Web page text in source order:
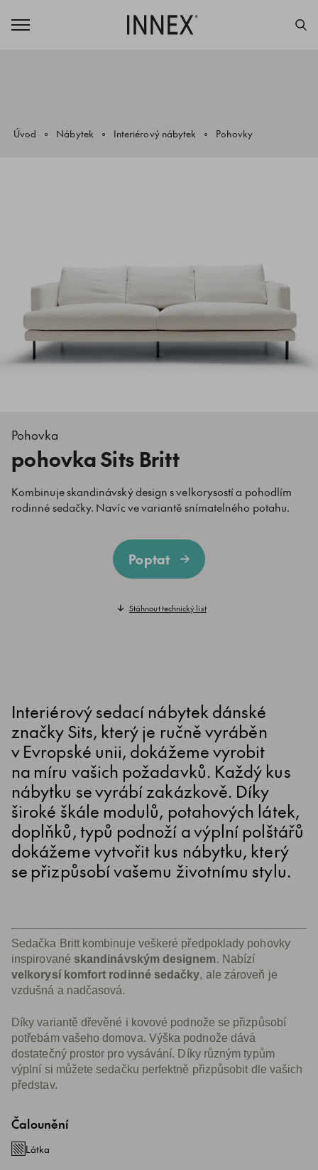
Úvod Nábytek Interiérový nábytek Pohovky
Pohovka
pohovka Sits Britt
Kombinuje skandinávský design s velkorysostí a pohodlím
rodinné sedačky. Navíc ve variantě snímatelného potahu.
Poptat
Stáhnout technický list
Interiérový sedací nábytek dánské
značky Sits, který je ručně vyráběn
v Evropské unii, dokážeme vyrobit
na míru vašich požadavků. Každý kus
nábytku se vyrábí zakázkově. Díky
široké škále modulů, potahových látek,
doplňků, typů podnoží a výplní polštářů
dokážeme vytvořit kus nábytku, který
se přizpůsobí vašemu životnímu stylu.
Sedačka Britt kombinuje veškeré předpoklady pohovky
inspirované skandinávským designem. Nabízí
velkorysí komfort rodinné sedačky, ale zároveň je
vzdušná a nadčasová.
Díky variantě dřevěné i kovové podnože se přizpůsobí
potřebám vašeho domova. Výška podnože dává
dostatečný prostor pro vysávání. Díky různým typům
výplní si můžete sedačku perfektně přizpůsobit dle vašich
představ.
Čalounění
Látka